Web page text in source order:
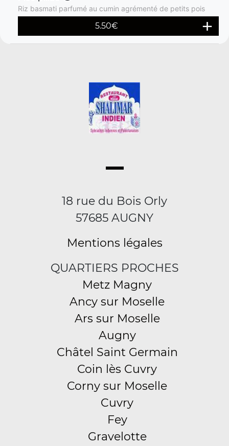
Riz basmati parfumé au cumin agrémenté de petits pois
5.50€
18 rue du Bois Orly
57685 AUGNY
Mentions légales
QUARTIERS PROCHES
Metz Magny
Ancy sur Moselle
Ars sur Moselle
Augny
Châtel Saint Germain
Coin lès Cuvry
Corny sur Moselle
Cuvry
Fey
Gravelotte